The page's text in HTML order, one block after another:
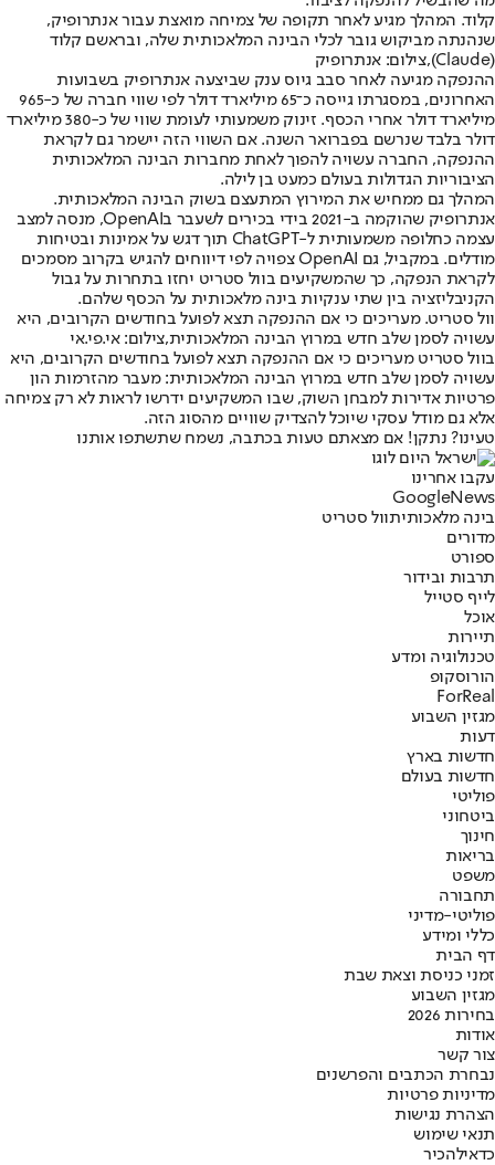
קלוד. המהלך מגיע לאחר תקופה של צמיחה מואצת עבור אנתרופיק,
שנהנתה מביקוש גובר לכלי הבינה המלאכותית שלה, ובראשם קלוד
(Claude),צילום: אנתרופיק
ההנפקה מגיעה לאחר סבב גיוס ענק שביצעה אנתרופיק בשבועות
האחרונים, במסגרתו גייסה כ־65 מיליארד דולר לפי שווי חברה של כ-965
מיליארד דולר אחרי הכסף. זינוק משמעותי לעומת שווי של כ-380 מיליארד
דולר בלבד שנרשם בפברואר השנה. אם השווי הזה יישמר גם לקראת
ההנפקה, החברה עשויה להפוך לאחת מחברות הבינה המלאכותית
הציבוריות הגדולות בעולם כמעט בן לילה.
המהלך גם ממחיש את המירוץ המתעצם בשוק הבינה המלאכותית.
אנתרופיק שהוקמה ב-2021 בידי בכירים לשעבר בOpenAI, מנסה למצב
עצמה כחלופה משמעותית ל-ChatGPT תוך דגש על אמינות ובטיחות
מודלים. במקביל, גם OpenAI צפויה לפי דיווחים להגיש בקרוב מסמכים
לקראת הנפקה, כך שהמשקיעים בוול סטריט יחזו בתחרות על גבול
הקניבליזציה בין שתי ענקיות בינה מלאכותית על הכסף שלהם.
וול סטריט. מעריכים כי אם ההנפקה תצא לפועל בחודשים הקרובים, היא
עשויה לסמן שלב חדש במרוץ הבינה המלאכותית,צילום: אי.פי.אי
בוול סטריט מעריכים כי אם ההנפקה תצא לפועל בחודשים הקרובים, היא
עשויה לסמן שלב חדש במרוץ הבינה המלאכותית: מעבר מהזרמות הון
פרטיות אדירות למבחן השוק, שבו המשקיעים ידרשו לראות לא רק צמיחה
אלא גם מודל עסקי שיוכל להצדיק שוויים מהסוג הזה.
טעינו? נתקן! אם מצאתם טעות בכתבה, נשמח שתשתפו אותנו
עקבו אחרינו
Googl eNews
בינה מלאכותיתוול סטריט
מדורים
ספורט
תרבות ובידור
לייף סטייל
אוכל
תיירות
טכנולוגיה ומדע
הורוסקופ
ForReal
מגזין השבוע
דעות
חדשות בארץ
חדשות בעולם
פוליטי
ביטחוני
חינוך
בריאות
משפט
תחבורה
פוליטי-מדיני
כללי ומידע
דף הבית
זמני כניסת וצאת שבת
מגזין השבוע
בחירות 2026
אודות
צור קשר
נבחרת הכתבים והפרשנים
מדיניות פרטיות
הצהרת נגישות
תנאי שימוש
כדאילהכיר